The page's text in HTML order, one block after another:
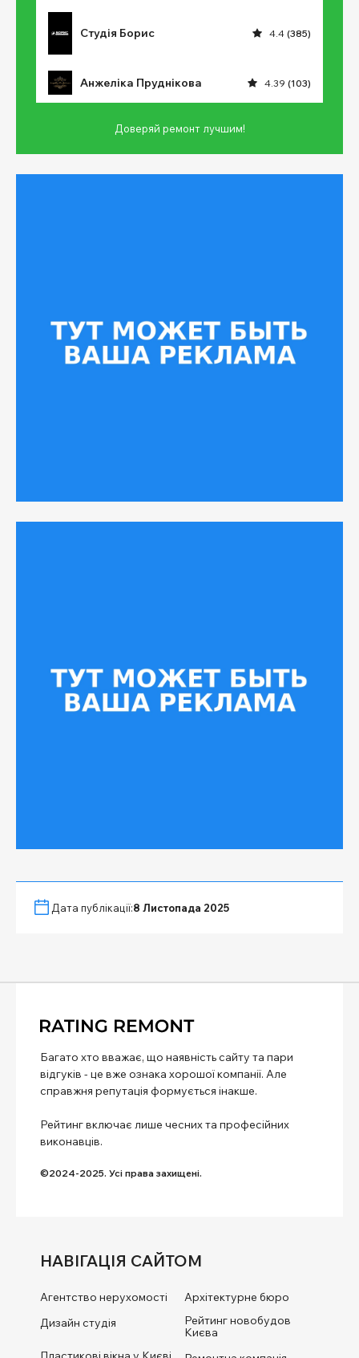
Студія Борис 4.4 (385)
Анжеліка Пруднікова 4.39 (103)
Доверяй ремонт лучшим!
Дата публікації:8 Листопада 2025
Багато хто вважає, що наявність сайту та пари
відгуків - це вже ознака хорошої компанії. Але
справжня репутація формується інакше.
Рейтинг включає лише чесних та професійних
виконавців.
©2024-2025. Усі права захищені.
НАВІГАЦІЯ САЙТОМ
Агентство нерухомості
Архітектурне бюро
Дизайн студія
Рейтинг новобудов
Києва